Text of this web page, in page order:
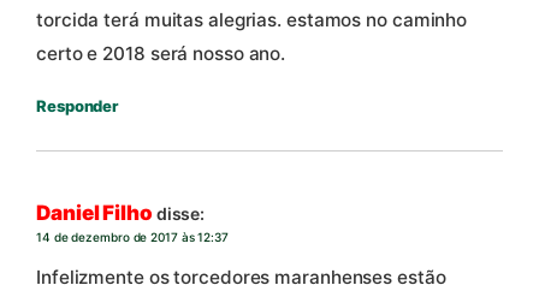
torcida terá muitas alegrias. estamos no caminho
certo e 2018 será nosso ano.
Responder
Daniel Filho disse:
14 de dezembro de 2017 às 12:37
Infelizmente os torcedores maranhenses estão